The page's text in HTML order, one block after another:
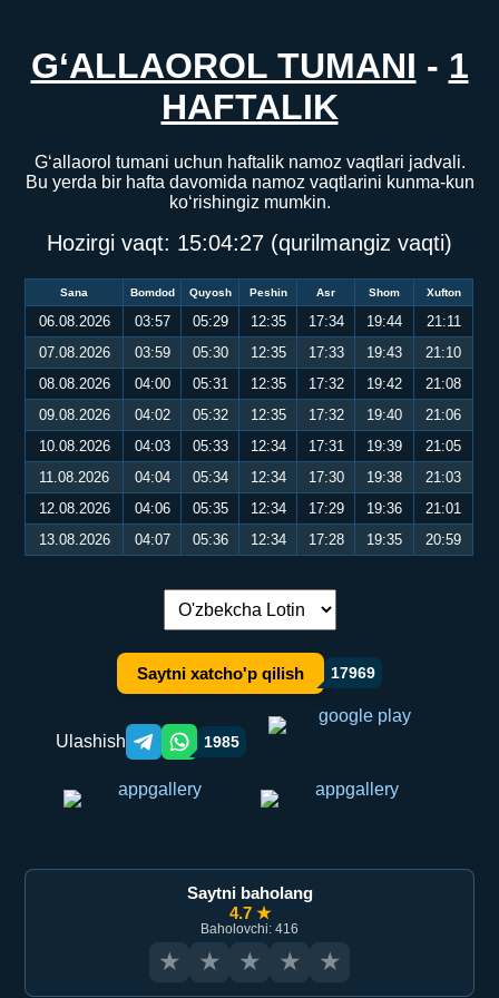
G‘ALLAOROL TUMANI - 1
HAFTALIK
G‘allaorol tumani uchun haftalik namoz vaqtlari jadvali.
Bu yerda bir hafta davomida namoz vaqtlarini kunma-kun
ko‘rishingiz mumkin.
Hozirgi vaqt: 15:04:27 (qurilmangiz vaqti)
Sana Bomdod Quyosh Peshin Asr Shom Xufton
06.08.2026 03:57 05:29 12:35 17:34 19:44
21:11
07.08.2026
03:59 05:30 12:35 17:33 19:43
21:10
08.08.2026
04:00 05:31 12:35 17:32 19:42
21:08
09.08.2026
04:02 05:32 12:35 17:32 19:40
21:06
10.08.2026
04:03 05:33 12:34 17:31 19:39
21:05
11.08.2026
04:04 05:34 12:34 17:30 19:38
21:03
12.08.2026
04:06 05:35 12:34 17:29 19:36
21:01
13.08.2026
04:07 05:36 12:34 17:28 19:35 20:59
Tilni almashtirish:
Saytni xatcho'p qilish 17969
Ulashish Telegram orqali ulashish
WhatsApp orqali ulashish
1985
Saytni baholang
4.7 ★
Baholovchi: 416
★ ★ ★ ★ ★